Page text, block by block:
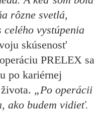
rôzne svetlá,
vystúpenia
skúsenosť
PRELEX sa
po kariérnej
„Po operácii
ako budem vidieť.